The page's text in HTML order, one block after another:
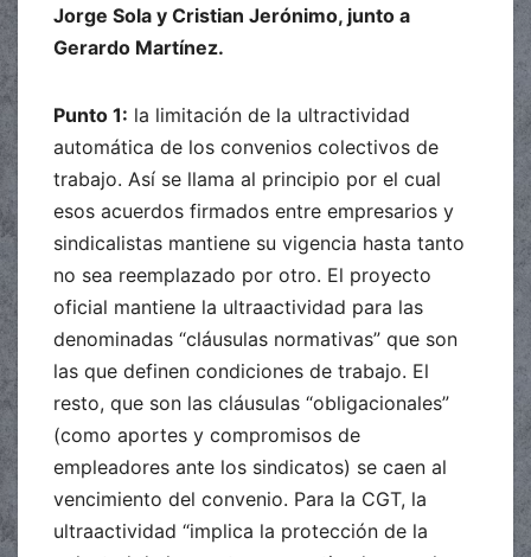
Jorge Sola y Cristian Jerónimo, junto a
Gerardo Martínez.
Punto 1: la limitación de la ultractividad
automática de los convenios colectivos de
trabajo. Así se llama al principio por el cual
esos acuerdos firmados entre empresarios y
sindicalistas mantiene su vigencia hasta tanto
no sea reemplazado por otro. El proyecto
oficial mantiene la ultraactividad para las
denominadas “cláusulas normativas” que son
las que definen condiciones de trabajo. El
resto, que son las cláusulas “obligacionales”
(como aportes y compromisos de
empleadores ante los sindicatos) se caen al
vencimiento del convenio. Para la CGT, la
ultraactividad “implica la protección de la